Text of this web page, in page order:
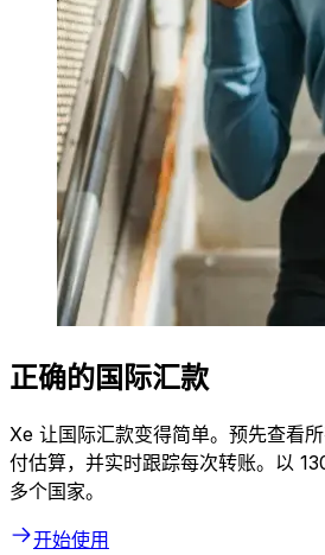
正确的国际汇款
Xe 让国际汇款变得简单。预先查看
付估算，并实时跟踪每次转账。以
多个国家。
开始使用